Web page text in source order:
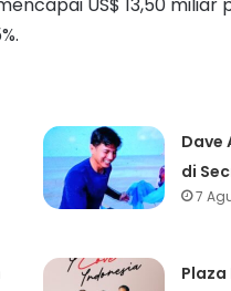
US$ 13,50 miliar
Dave
di
7
Plaza